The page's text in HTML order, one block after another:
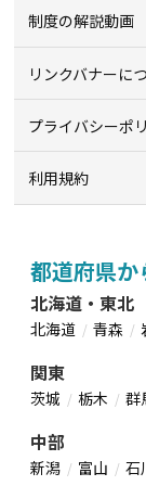
制度の解説動画
リンクバナーに
プライバシーポ
利用規約
都道府県か
北海道・東北
北海道 青森
関東
茨城 栃木 群
中部
新潟 富山 石